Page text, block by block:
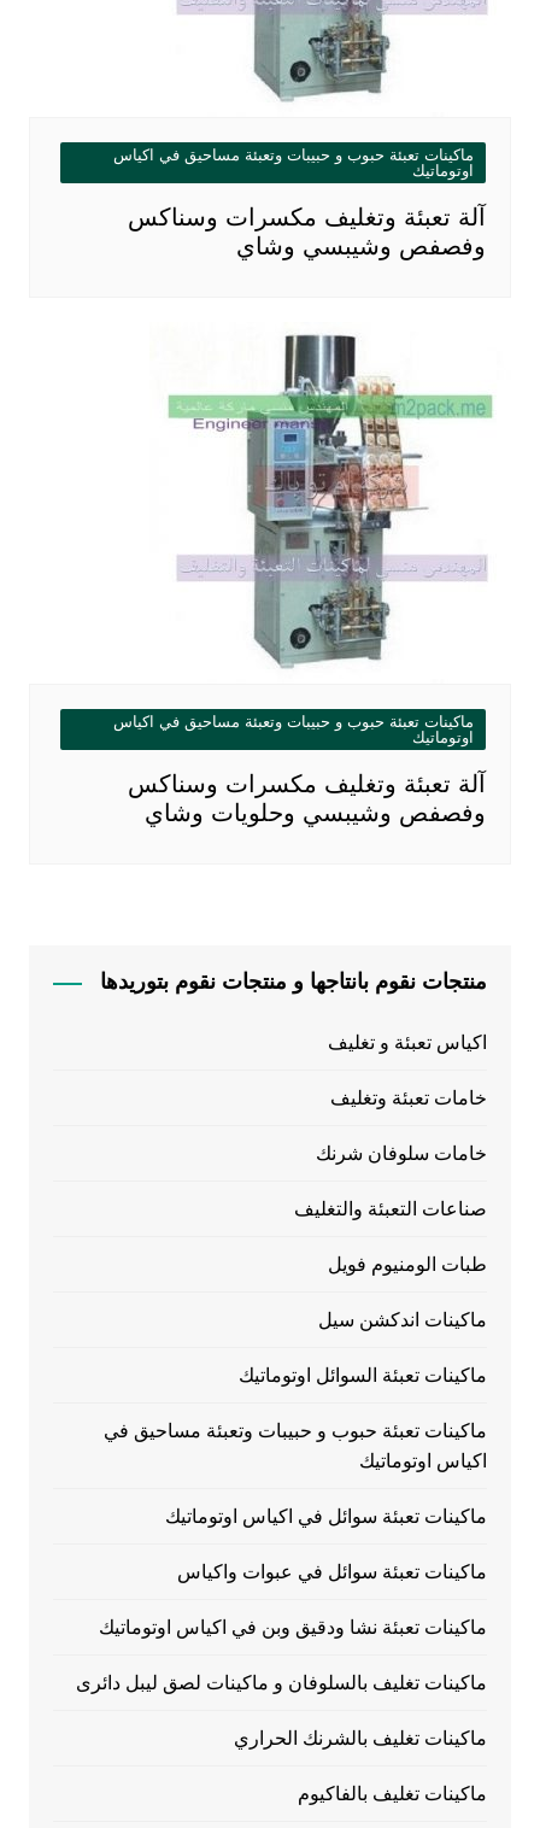
ماكينات تعبئة حبوب و حبيبات وتعبئة مساحيق في اكياس
اوتوماتيك
آلة تعبئة وتغليف مكسرات وسناكس
وفصفص وشيبسي وشاي
ماكينات تعبئة حبوب و حبيبات وتعبئة مساحيق في اكياس
اوتوماتيك
آلة تعبئة وتغليف مكسرات وسناكس
وفصفص وشيبسي وحلويات وشاي
منتجات نقوم بانتاجها و منتجات نقوم بتوريدها
اكياس تعبئة و تغليف
خامات تعبئة وتغليف
خامات سلوفان شرنك
صناعات التعبئة والتغليف
طبات الومنيوم فويل
ماكينات اندكشن سيل
ماكينات تعبئة السوائل اوتوماتيك
ماكينات تعبئة حبوب و حبيبات وتعبئة مساحيق في
اكياس اوتوماتيك
ماكينات تعبئة سوائل في اكياس اوتوماتيك
ماكينات تعبئة سوائل في عبوات واكياس
ماكينات تعبئة نشا ودقيق وبن في اكياس اوتوماتيك
ماكينات تغليف بالسلوفان و ماكينات لصق ليبل دائرى
ماكينات تغليف بالشرنك الحراري
ماكينات تغليف بالفاكيوم